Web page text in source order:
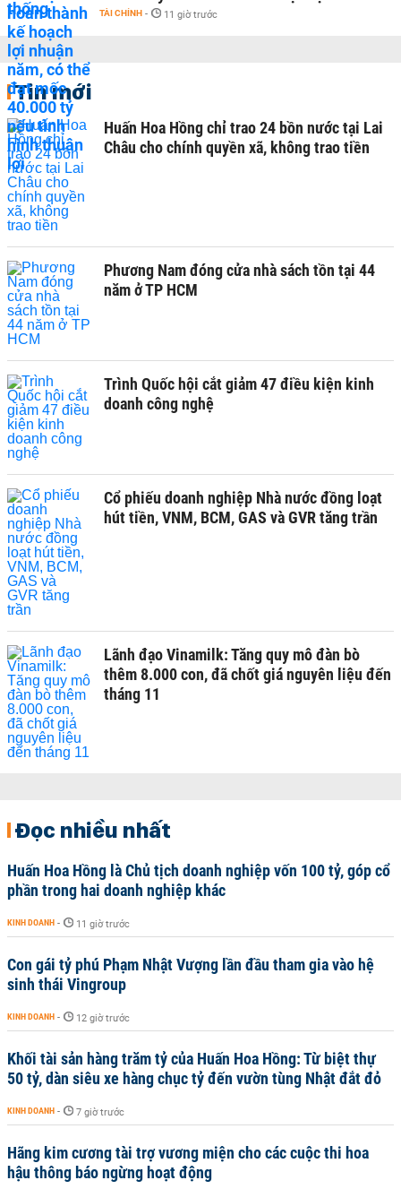
TÀI CHÍNH - 11 giờ trước
Tin mới
Huấn Hoa Hồng chỉ trao 24 bồn nước tại Lai
Châu cho chính quyền xã, không trao tiền
Phương Nam đóng cửa nhà sách tồn tại 44
năm ở TP HCM
Trình Quốc hội cắt giảm 47 điều kiện kinh
doanh công nghệ
Cổ phiếu doanh nghiệp Nhà nước đồng loạt
hút tiền, VNM, BCM, GAS và GVR tăng trần
Lãnh đạo Vinamilk: Tăng quy mô đàn bò
thêm 8.000 con, đã chốt giá nguyên liệu đến
tháng 11
Đọc nhiều nhất
Huấn Hoa Hồng là Chủ tịch doanh nghiệp vốn 100 tỷ, góp cổ
phần trong hai doanh nghiệp khác
KINH DOANH - 11 giờ trước
Con gái tỷ phú Phạm Nhật Vượng lần đầu tham gia vào hệ
sinh thái Vingroup
KINH DOANH - 12 giờ trước
Khối tài sản hàng trăm tỷ của Huấn Hoa Hồng: Từ biệt thự
50 tỷ, dàn siêu xe hàng chục tỷ đến vườn tùng Nhật đắt đỏ
KINH DOANH - 7 giờ trước
Hãng kim cương tài trợ vương miện cho các cuộc thi hoa
hậu thông báo ngừng hoạt động